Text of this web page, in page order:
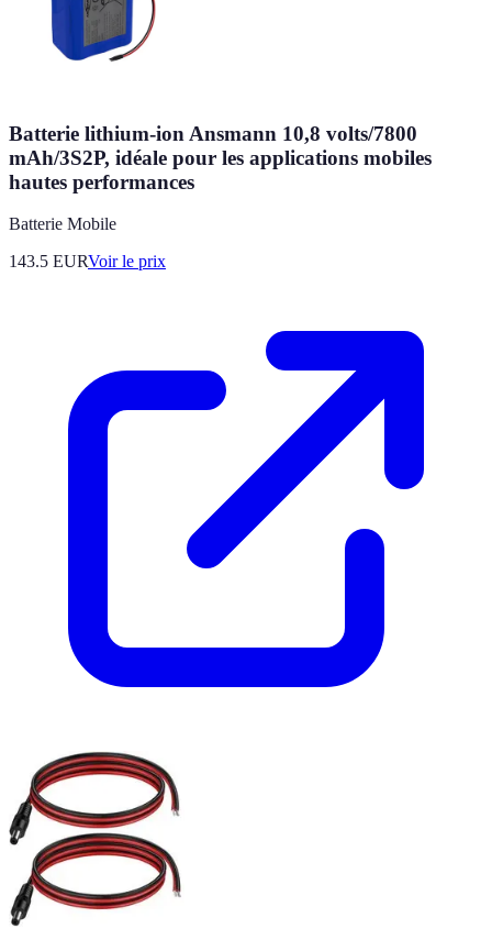
Batterie lithium-ion Ansmann 10,8 volts/7800
mAh/3S2P, idéale pour les applications mobiles
hautes performances
Batterie Mobile
143.5 EURVoir le prix